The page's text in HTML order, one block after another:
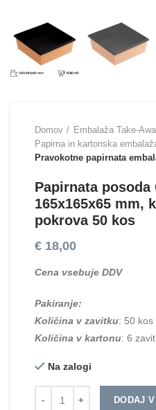
Domov
Embalaža Take-
Papirna in kartonska
Pravokotne papirnata
Papirnata posoda
165x165x65 mm,
pokrova 50 kos
€ 18,00
Cena vsebuje DDV
Pakiranje:
Količina v zavitku: 50 kos
Količina v kartonu: 6
Na zalogi
DODAJ